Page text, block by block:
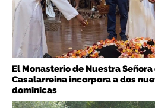
El Monasterio de Nuestra
Casalarreina incorpora a dos
dominicas